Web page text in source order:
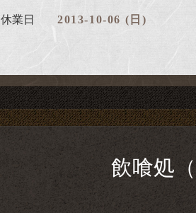
休業日 2013-10-06 (日)
飲喰処